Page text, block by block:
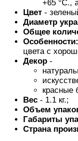
+65 °C.,
Цвет -
Диаметр
Общее
Особенности:
цвета с
Декор -
красные
Вес - 1.1 кг.;
Объем
Габариты
Страна